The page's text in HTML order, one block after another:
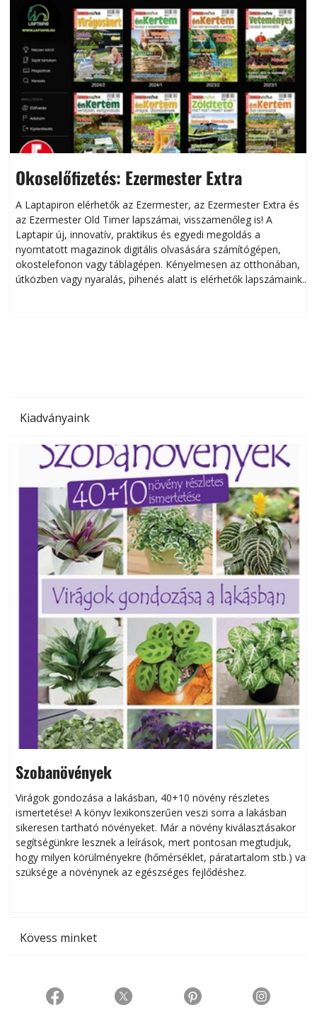
Okoselőfizetés: Ezermester Extra
A Laptapiron elérhetők az Ezermester, az Ezermester Extra és
az Ezermester Old Timer lapszámai, visszamenőleg is! A
Laptapir új, innovatív, praktikus és egyedi megoldás a
nyomtatott magazinok digitális olvasására számítógépen,
okostelefonon vagy táblagépen. Kényelmesen az otthonában,
útközben vagy nyaralás, pihenés alatt is elérhetők lapszámaink.
Kiadványaink
Szobanövények
Virágok gondozása a lakásban, 40+10 növény részletes
ismertetése! A könyv lexikonszerűen veszi sorra a lakásban
sikeresen tart­ha­tó növényeket. Már a növény kiválasztásakor
segítségünkre lesznek a leírások, mert pontosan megtudjuk,
hogy milyen körülményekre (hőmérséklet, páratartalom stb.) van
szüksége a növénynek az egészséges fejlődéshez.
Kövess minket